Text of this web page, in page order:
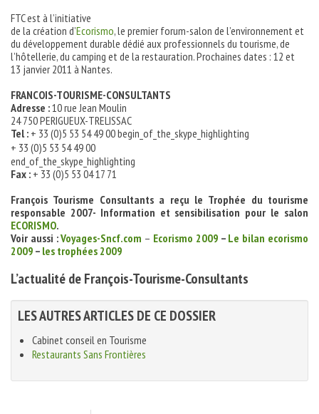
FTC est à l’initiative
de la création d’Ecorismo, le premier forum-salon de l’environnement et
du développement durable dédié aux professionnels du tourisme, de
l’hôtellerie, du camping et de la restauration. Prochaines dates : 12 et
13 janvier 2011 à Nantes.
FRANCOIS-TOURISME-CONSULTANTS
Adresse :10 rue Jean Moulin
24 750 PERIGUEUX-TRELISSAC
Tel : + 33 (0)5 53 54 49 00begin_of_the_skype_highlighting
+ 33 (0)5 53 54 49 00
end_of_the_skype_highlighting
Fax : + 33 (0)5 53 04 17 71
François Tourisme Consultants a reçu le Trophée du tourisme
responsable 2007- Information et sensibilisation pour le salon
ECORISMO.
Voir aussi :Voyages-Sncf.com – Ecorismo 2009 – Le bilan ecorismo
2009 – les trophées 2009
L’actualité deFrançois-Tourisme-Consultants
LES AUTRES ARTICLES DE CE DOSSIER
Cabinet conseil en Tourisme
Restaurants Sans Frontières